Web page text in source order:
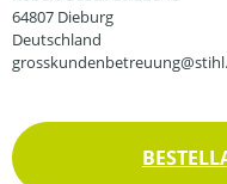
64807 Dieburg
Deutschland